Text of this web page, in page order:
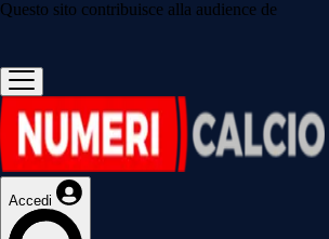
Questo sito contribuisce alla audience de
Accedi